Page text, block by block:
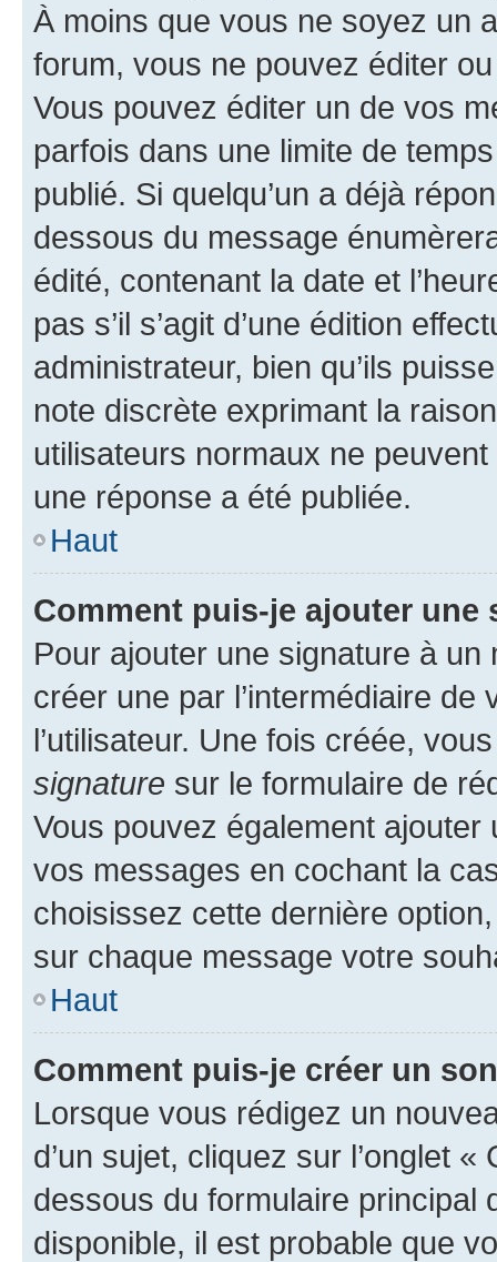
À moins que vous ne soyez un
forum, vous ne pouvez éditer
Vous pouvez éditer un de vos
parfois dans une limite de
publié. Si quelqu’un a déjà
dessous du message
édité, contenant la date et
pas s’il s’agit d’une édition
administrateur, bien qu’ils
note discrète exprimant la
utilisateurs normaux ne
une réponse a été publiée.
Haut
Comment puis-je ajouter une
Pour ajouter une signature à un
créer une par l’intermédiaire
l’utilisateur. Une fois créée,
signature sur le formulaire de
Vous pouvez également
vos messages en cochant la
choisissez cette dernière
sur chaque message votre
Haut
Comment puis-je créer un
Lorsque vous rédigez un
d’un sujet, cliquez sur l’onglet
dessous du formulaire principal
disponible, il est probable que